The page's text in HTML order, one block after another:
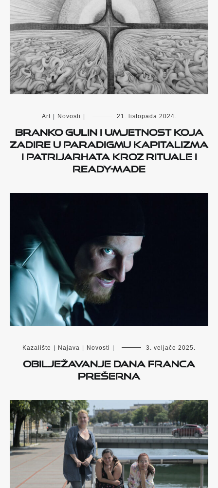
Art | Novosti | 21. listopada 2024.
Branko Gulin i umjetnost koja
zadire u paradigmu kapitalizma
i patrijarhata kroz rituale i
ready-made
Kazalište | Najava | Novosti | 3. veljače 2025.
Obilježavanje dana Franca
Prešerna